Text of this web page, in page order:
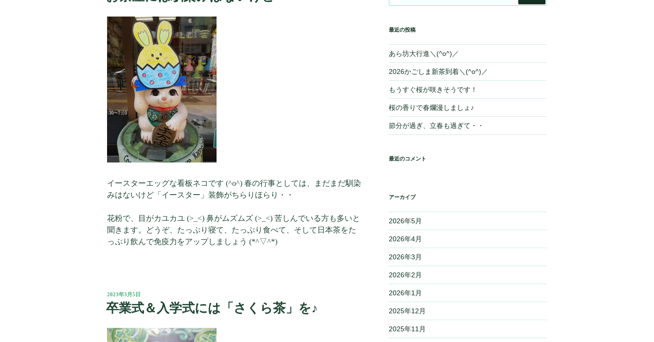
イースターエッグな看板ネコです (^o^) 春の行事としては、まだまだ馴染
みはないけど「イースター」装飾がちらりほらり・・
花粉で、目がカユカユ (>_<) 鼻がムズムズ (>_<) 苦しんでいる方も多いと
聞きます。どうぞ、たっぷり寝て、たっぷり食べて、そして日本茶をた
っぷり飲んで免疫力をアップしましょう (*^▽^*)
投
稿
日:
2023年3月5日
卒業式＆入学式には「さくら茶」を♪
索
最近の投稿
あら坊大行進＼(^o^)／
2026かごしま新茶到着＼(^o^)／
もうすぐ桜が咲きそうです！
桜の香りで春爛漫しましょ♪
節分が過ぎ、立春も過ぎて・・
最近のコメント
アーカイブ
2026年5月
2026年4月
2026年3月
2026年2月
2026年1月
2025年12月
2025年11月